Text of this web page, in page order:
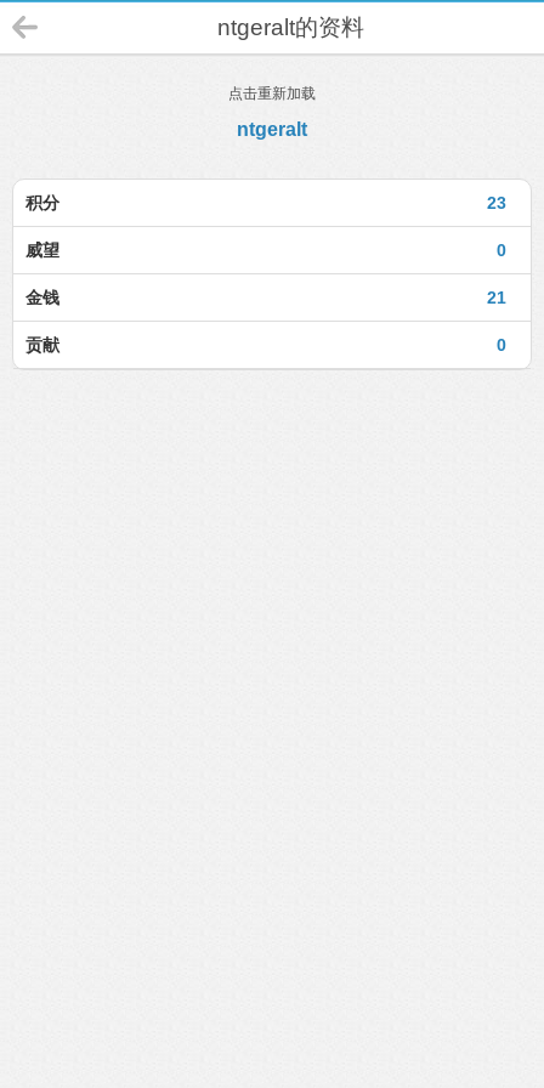
ntgeralt的资料
点击重新加载
ntgeralt
23
积分
0
威望
21
金钱
0
贡献